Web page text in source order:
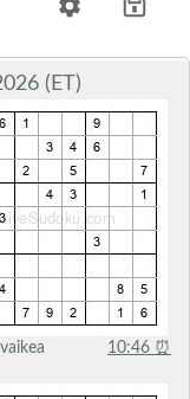
(ET)
10:46 ⏰